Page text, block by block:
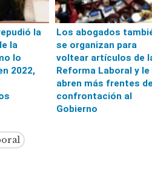
la
la
lo
2022,
Los abogados
se organizan para
voltear artículos de
Reforma Laboral y le
abren más frentes
confrontación al
Gobierno